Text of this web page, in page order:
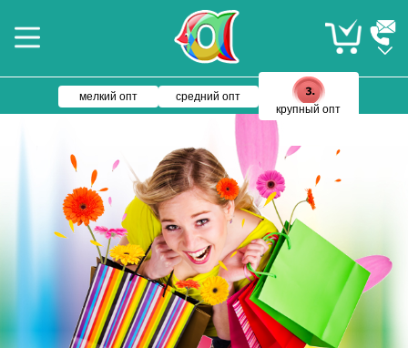
мелкий опт
средний опт
крупный опт